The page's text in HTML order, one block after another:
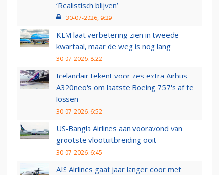
‘Realistisch blijven’
30-07-2026, 9:29
KLM laat verbetering zien in tweede
kwartaal, maar de weg is nog lang
30-07-2026, 8:22
Icelandair tekent voor zes extra Airbus
A320neo's om laatste Boeing 757's af te
lossen
30-07-2026, 6:52
US-Bangla Airlines aan vooravond van
grootste vlootuitbreiding ooit
30-07-2026, 6:45
AIS Airlines gaat jaar langer door met